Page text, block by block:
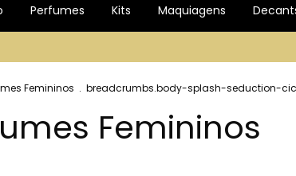
Perfumes Kits Maquiagens
Femininos . breadcrumbs.body-splash-seduction-
Femininos